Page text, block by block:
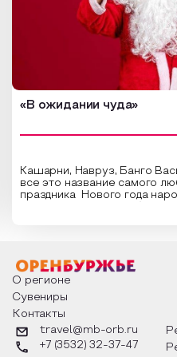
«В ожидании чуда»
Кашарни, Навруз, Банго
все это название самого
праздника Нового года
о том, как встречают новый
разных уголках страны,
обряды совершают на
благополучие, в чем схожи и
различаются традиции. Кто
Дед Мороз и откуда он
его называют в разных
страны и как появились
О регионе
Сувениры
Контакты
travel@mb-orb.ru
+7 (3532) 32-37-47